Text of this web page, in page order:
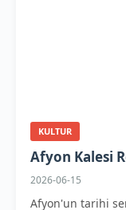
KULTUR
Afyon Kalesi
2026-06-15
Afyon'un tarihi